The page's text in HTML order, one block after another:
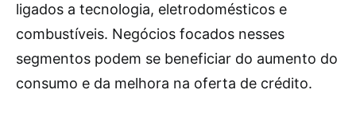
ligados a tecnologia, eletrodomésticos e
combustíveis. Negócios focados nesses
segmentos podem se beneficiar do aumento do
consumo e da melhora na oferta de crédito.